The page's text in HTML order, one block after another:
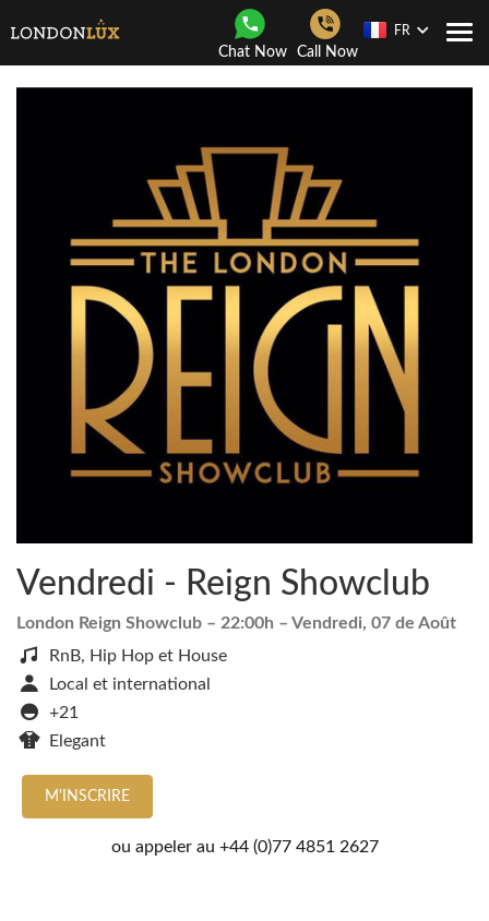
Chat Now Call Now
FR
Vendredi - Reign Showclub
London Reign Showclub – 22:00h – Vendredi, 07 de Août
RnB, Hip Hop et House
Local et international
+21
Elegant
M'INSCRIRE
ou appeler au +44 (0)77 4851 2627